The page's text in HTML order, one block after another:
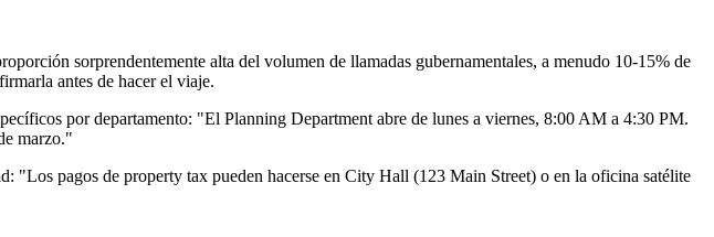
sorprendentemente alta del volumen de llamadas gubernamentales, a menudo 10-15% de
antes de hacer el viaje.
por departamento: "El Planning Department abre de lunes a viernes, 8:00 AM a 4:30 PM.
marzo."
"Los pagos de property tax pueden hacerse en City Hall (123 Main Street) o en la oficina satélite